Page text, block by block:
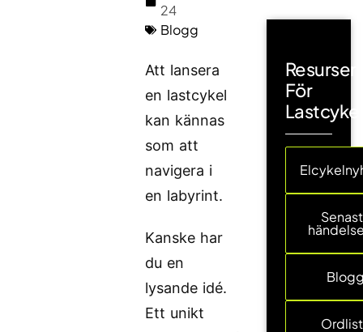
24
Blogg
Att lansera
en lastcykel
kan kännas
som att
navigera i
en labyrint.
Kanske har
du en
lysande idé.
Ett unikt
Resurser
För
Lastcykel